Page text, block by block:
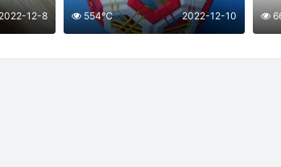
2022-12-8 2022-12-10
554℃